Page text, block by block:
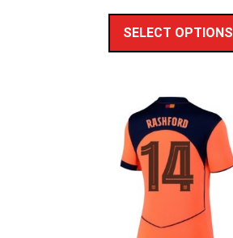
SELECT OPTIONS